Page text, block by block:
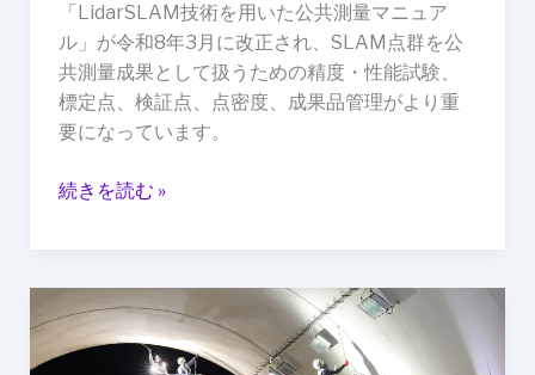
「LidarSLAM技術を用いた公共測量マニュア
ル」が令和8年3月に改正され、SLAM点群を公
共測量成果として扱うための精度・性能試験、
標定点、検証点、点密度、成果品管理がより重
要になっています。
管
理
と
成
果
続きを読む »
ン
フ